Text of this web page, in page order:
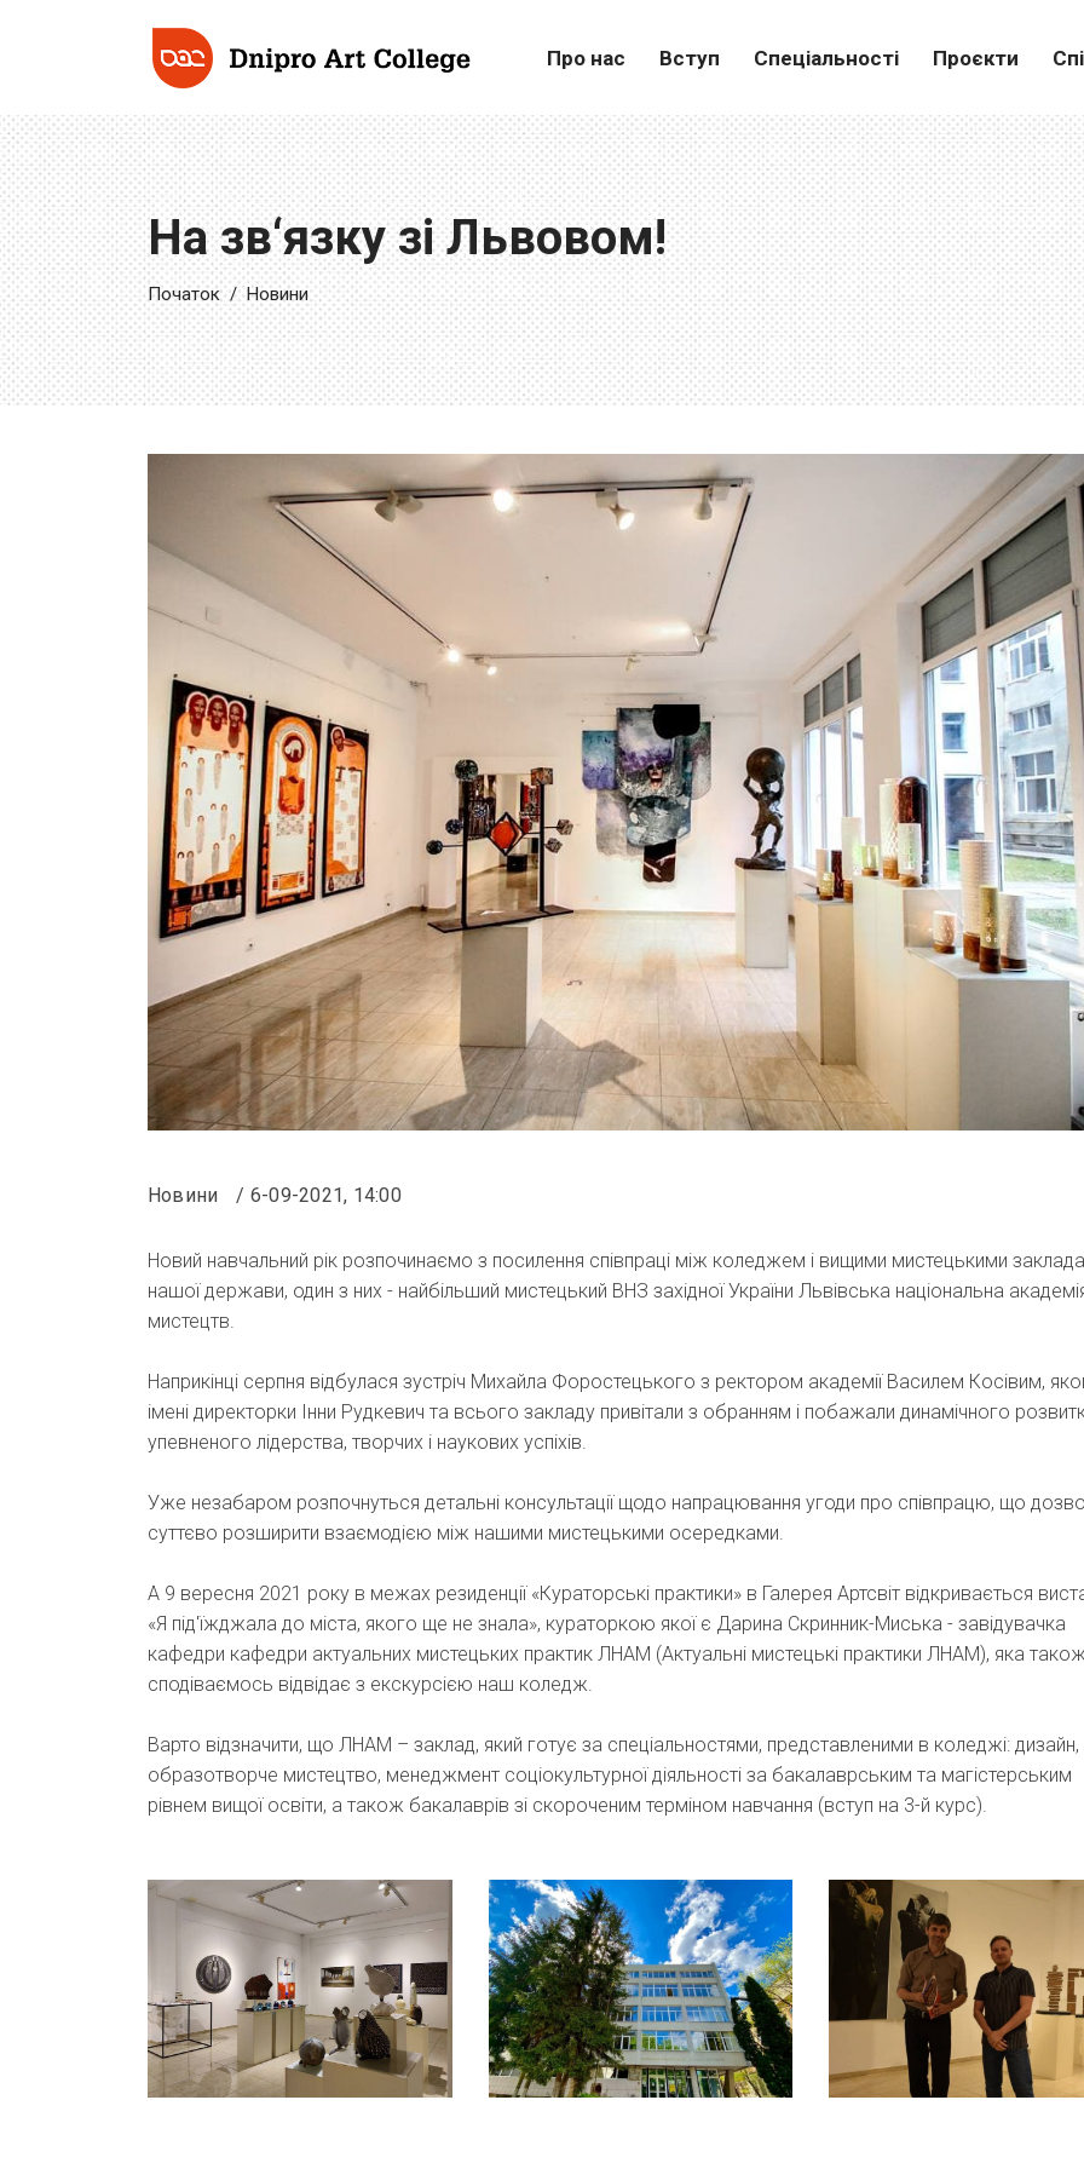
Про нас Вступ Спеціальності Проєкти
На зв‘язку зі Львовом!
Початок/Новини
Новини 6-09-2021, 14:00
Новий навчальний рік розпочинаємо з посилення співпраці між коледжем і вищими мистецькими
нашої держави, один з них - найбільший мистецький ВНЗ західної України Львівська національна
мистецтв.
Наприкінці серпня відбулася зустріч Михайла Форостецького з ректором академії Василем Косівим,
імені директорки Інни Рудкевич та всього закладу привітали з обранням і побажали динамічного
упевненого лідерства, творчих і наукових успіхів.
Уже незабаром розпочнуться детальні консультації щодо напрацювання угоди про співпрацю, що
суттєво розширити взаємодією між нашими мистецькими осередками.
А 9 вересня 2021 року в межах резиденції «Кураторські практики» в Галерея Артсвіт відкривається
«Я під'їжджала до мiста, якого ще не знала», кураторкою якої є Дарина Скринник-Миська - завідувачка
кафедри кафедри актуальних мистецьких практик ЛНАМ (Актуальні мистецькі практики ЛНАМ), яка
сподіваємось відвідає з екскурсією наш коледж.
Варто відзначити, що ЛНАМ – заклад, який готує за спеціальностями, представленими в коледжі: дизайн,
образотворче мистецтво, менеджмент соціокультурної діяльності за бакалаврським та магістерським
рівнем вищої освіти, а також бакалаврів зі скороченим терміном навчання (вступ на 3-й курс).